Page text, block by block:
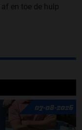
en toe de hulp
07-08-2026